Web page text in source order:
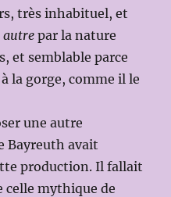
très inhabituel, et
autre par la nature
et semblable parce
la gorge, comme il le
une autre
Bayreuth avait
production. Il fallait
celle mythique de